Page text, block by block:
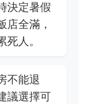
決定暑假
店全滿，
人。
不能退
議選擇可